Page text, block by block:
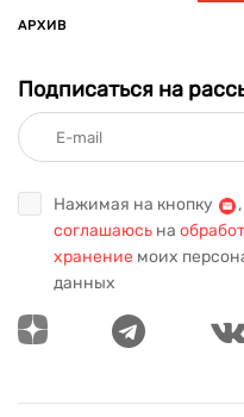
АРХИВ
Подписаться на
Нажимая на кнопку ,
соглашаюсь на
хранение моих
данных